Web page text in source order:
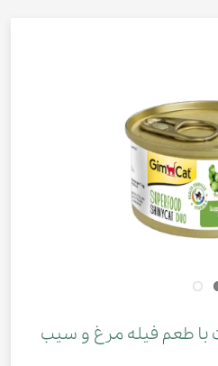
با طعم فیله مرغ و سیب